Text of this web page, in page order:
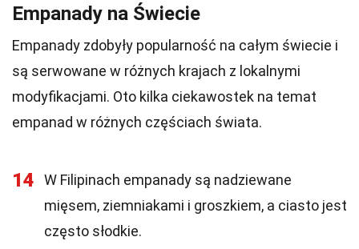
Empanady na Świecie
Empanady zdobyły popularność na całym świecie i
są serwowane w różnych krajach z lokalnymi
modyfikacjami. Oto kilka ciekawostek na temat
empanad w różnych częściach świata.
14
W Filipinach empanady są nadziewane
mięsem, ziemniakami i groszkiem, a ciasto jest
często słodkie.